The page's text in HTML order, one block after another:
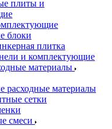
плиты и
блоки
плитка
и комплектующие
материалы
расходные материалы
сетки
смеси